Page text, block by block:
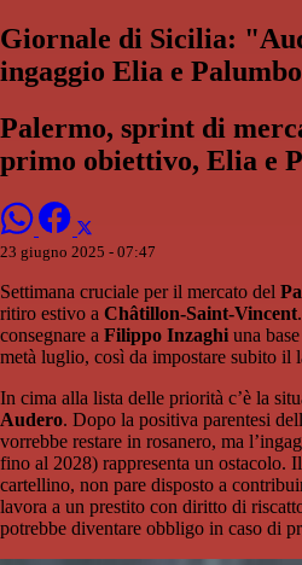
Giornale di Sicilia:
ingaggio Elia e
Palermo, sprint di
primo obiettivo, Elia e
23 giugno 2025 - 07:47
Settimana cruciale per il mercato del
ritiro estivo a Châtillon-Saint-Vincent
consegnare a Filippo Inzaghi una
metà luglio, così da impostare subito il
In cima alla lista delle priorità c’è la
Audero. Dopo la positiva parentesi
vorrebbe restare in rosanero, ma
fino al 2028) rappresenta un ostacolo. Il
cartellino, non pare disposto a
lavora a un prestito con diritto di
potrebbe diventare obbligo in caso di